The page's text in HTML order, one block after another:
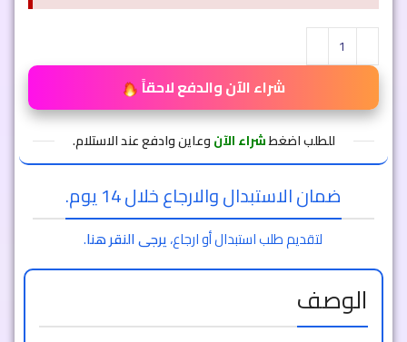
شراء الآن والدفع لاحقاً
للطلب اضغطشراء الآنوعاين وادفع عند الاستلام.
ضمان الاستبدال والارجاع خلال 14 يوم.
لتقديم طلب استبدال أو ارجاع،يرجى النقر هنا.
الوصف